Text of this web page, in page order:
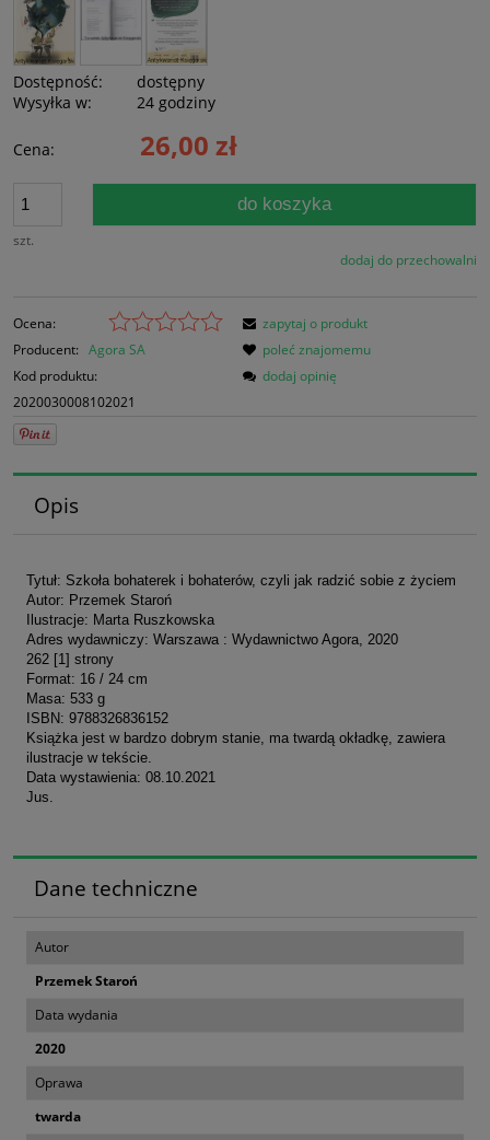
Dostępność:
dostępny
Wysyłka w:
24 godziny
Cena: 26,00 zł
szt.
do koszyka
dodaj do przechowalni
Ocena:
Producent: Agora SA
Kod produktu:
2020030008102021
zapytaj o produkt
poleć znajomemu
dodaj opinię
Opis
Tytuł: Szkoła bohaterek i bohaterów, czyli jak radzić sobie z życiem
Autor: Przemek Staroń
Ilustracje: Marta Ruszkowska
Adres wydawniczy: Warszawa : Wydawnictwo Agora, 2020
262 [1] strony
Format: 16 / 24 cm
Masa: 533 g
ISBN: 9788326836152
Książka jest w bardzo dobrym stanie, ma twardą okładkę, zawiera
ilustracje w tekście.
Data wystawienia: 08.10.2021
Jus.
Dane techniczne
Autor
Przemek Staroń
Data wydania
2020
Oprawa
twarda